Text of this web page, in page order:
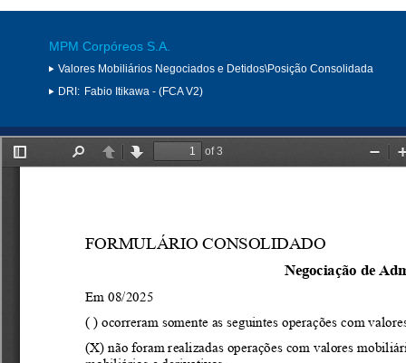
MPM Corpóreos S.A.
Valores Mobiliários Negociados e Detidos\Posição Consolidada
DRI: Fabio Itikawa - (FCA V2)